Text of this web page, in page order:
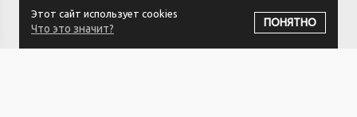
Этот сайт использует cookies
Что это значит?
ПОНЯТНО